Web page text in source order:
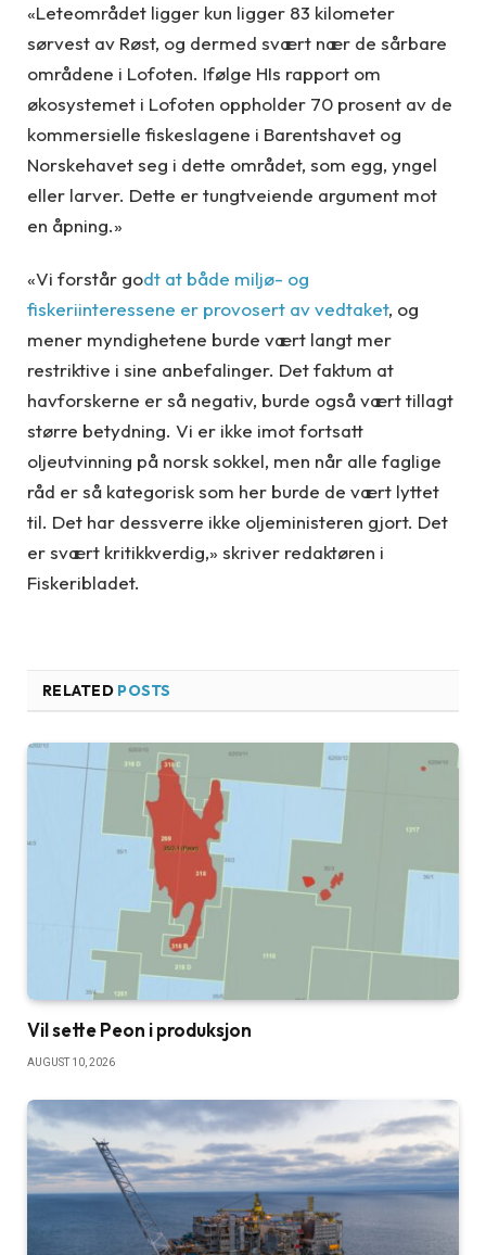
«Leteområdet ligger kun ligger 83 kilometer
sørvest av Røst, og dermed svært nær de sårbare
områdene i Lofoten. Ifølge HIs rapport om
økosystemet i Lofoten oppholder 70 prosent av de
kommersielle fiskeslagene i Barentshavet og
Norskehavet seg i dette området, som egg, yngel
eller larver. Dette er tungtveiende argument mot
en åpning.»
«Vi forstår godt at både miljø- og
fiskeriinteressene er provosert av vedtaket, og
mener myndighetene burde vært langt mer
restriktive i sine anbefalinger. Det faktum at
havforskerne er så negativ, burde også vært tillagt
større betydning. Vi er ikke imot fortsatt
oljeutvinning på norsk sokkel, men når alle faglige
råd er så kategorisk som her burde de vært lyttet
til. Det har dessverre ikke oljeministeren gjort. Det
er svært kritikkverdig,» skriver redaktøren i
Fiskeribladet.
RELATED POSTS
Vil sette Peon i produksjon
AUGUST 10, 2026